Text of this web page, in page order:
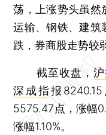
荡，上涨势头虽然
运输、钢铁、建筑
跌，券商股走势较
截至收盘，
深成指报8240.15
5575.47点，涨幅
涨幅1.10%。